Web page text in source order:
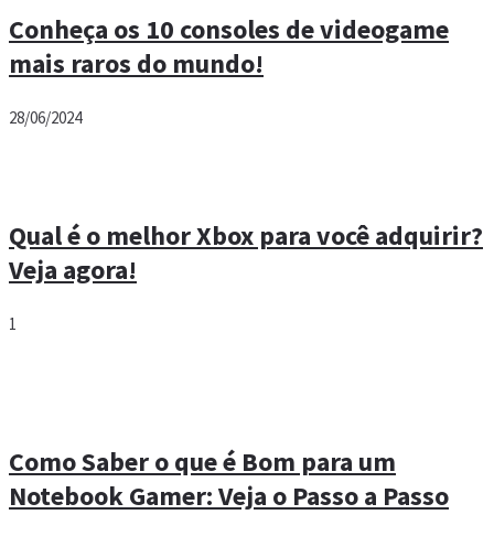
Conheça os 10 consoles de videogame
mais raros do mundo!
28/06/2024
Qual é o melhor Xbox para você adquirir?
Veja agora!
1
Como Saber o que é Bom para um
Notebook Gamer: Veja o Passo a Passo